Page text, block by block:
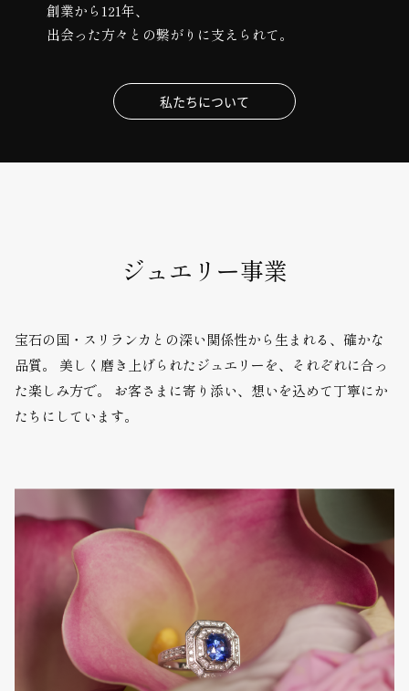
創業から121年、
出会った方々との繋がりに支えられて。
私たちについて
ジュエリー事業
宝石の国・スリランカとの深い関係性から生まれる、確かな
品質。
美しく磨き上げられたジュエリーを、それぞれに合っ
た楽しみ方で。
お客さまに寄り添い、想いを込めて丁寧にか
たちにしています。